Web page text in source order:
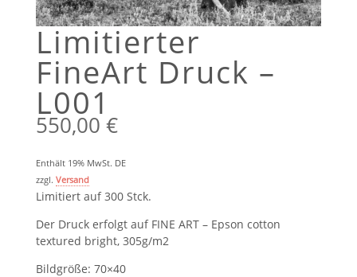
Limitierter
FineArt Druck –
L001
550,00 €
Enthält 19% MwSt. DE
zzgl. Versand
Limitiert auf 300 Stck.
Der Druck erfolgt auf FINE ART – Epson cotton
textured bright, 305g/m2
Bildgröße: 70×40